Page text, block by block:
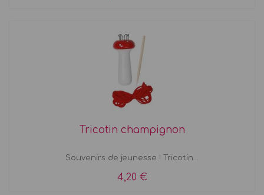
Tricotin champignon
Souvenirs de jeunesse ! Tricotin...
4,20 €